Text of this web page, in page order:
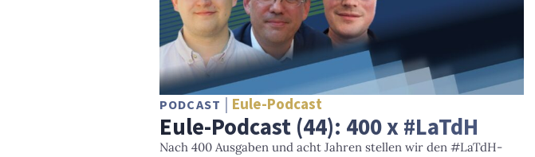
PODCAST Eule-Podcast
Eule-Podcast (44): 400 x #LaTdH
Nach 400 Ausgaben und acht Jahren stellen wir den #LaTdH-